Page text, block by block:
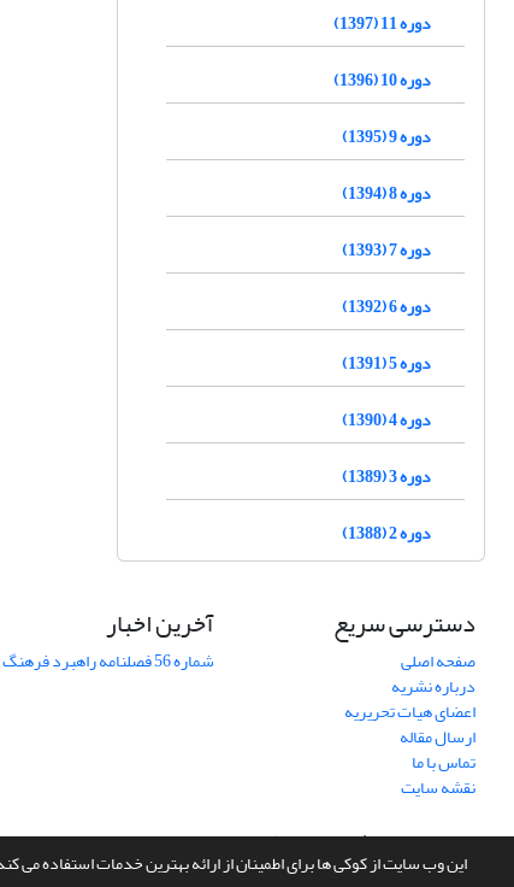
این وب سایت از کوکی ها برای اطمینان از ارائه بهترین خدمات استفاده می
دوره 11 (1397)
دوره 10 (1396)
دوره 9 (1395)
دوره 8 (1394)
دوره 7 (1393)
دوره 6 (1392)
دوره 5 (1391)
دوره 4 (1390)
دوره 3 (1389)
دوره 2 (1388)
دسترسی سریع
صفحه اصلی
درباره نشریه
اعضای هیات تحریریه
ارسال مقاله
تماس با ما
نقشه سایت
آخرین اخبار
شماره 56 فصلنامه راهبرد فرهنگ منتشر شد
سامانه مدیریت نشریات علمی.طراحی و پیاده سازی ازسیناوب